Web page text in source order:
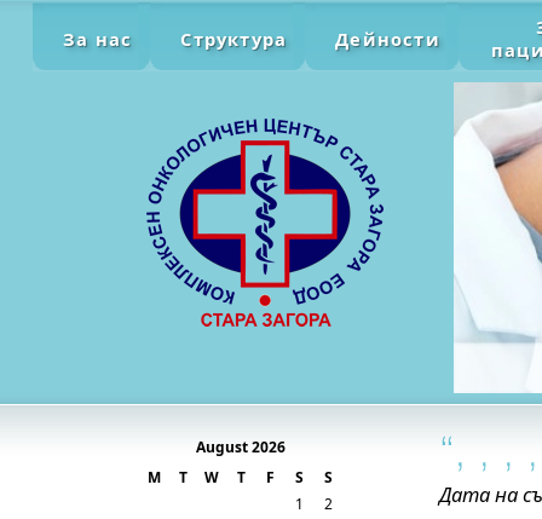
За нас Структура Дейности
August 2026
M
T W T F S S
1
2
Дата на